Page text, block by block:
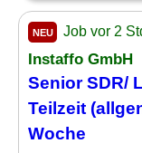
NEU Job vor 2
Instaffo GmbH
Senior SDR/
Teilzeit
Woche